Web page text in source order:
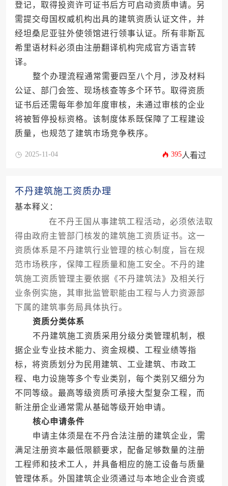
登记，取得投资许可证书后方可启动资质申请。另
需提交母国权威机构出具的建筑资质认证文件，并
经坦桑尼亚驻外使领馆进行领事认证。所有非斯瓦
希里语材料必须由注册翻译机构完成官方语言转
译。
整个办理流程通常需要四至八个月，涉及材料
公证、部门会签、现场核查等多个环节。取得资质
证书后还需每年参加年度审核，未通过审核的企业
将被暂停投标资格。该制度体系既保障了工程建设
质量，也规范了建筑市场竞争秩序。
2025-11-04 395人看过
不丹建筑施工资质办理
基本释义：
在不丹王国从事建筑工程活动，必须依法取
得由政府主管部门核发的建筑施工资质证书。这一
资质体系是不丹建筑行业管理的核心制度，旨在规
范市场秩序，保障工程质量和施工安全。不丹的建
筑施工资质管理主要依据《不丹建筑法》及相关行
业条例实施，其审批监管职能由工程与人力资源部
下属的建筑事务局具体执行。
资质分类体系
不丹建筑施工资质采用分级分类管理机制，根
据企业专业技术能力、资金规模、工程业绩等指
标，将资质划分为民用建筑、工业建筑、市政工
程、电力设施等多个专业类别，每个类别又细分为
不同等级。最高等级资质可承接大型复杂工程，而
新注册企业通常需从基础等级开始申请。
核心申请条件
申请主体须是在不丹合法注册的建筑企业，需
满足注册资本最低限额要求，配备足够数量的注册
工程师和技术工人，并具备相应的施工设备与质量
管理体系。外国建筑企业须通过与本地企业合资或